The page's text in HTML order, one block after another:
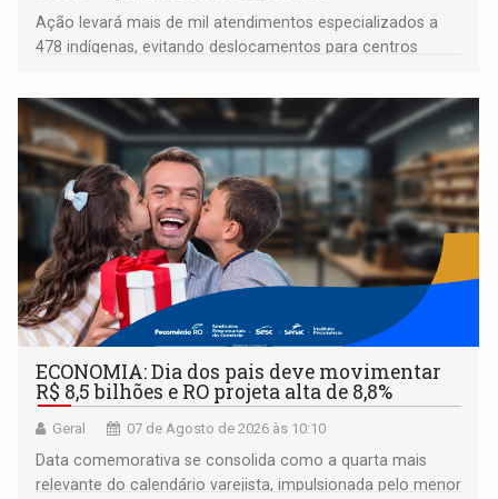
Ação levará mais de mil atendimentos especializados a
478 indígenas, evitando deslocamentos para centros
ECONOMIA: Dia dos pais deve movimentar
R$ 8,5 bilhões e RO projeta alta de 8,8%
Geral 07 de Agosto de 2026 às 10:10
Data comemorativa se consolida como a quarta mais
relevante do calendário varejista, impulsionada pelo menor